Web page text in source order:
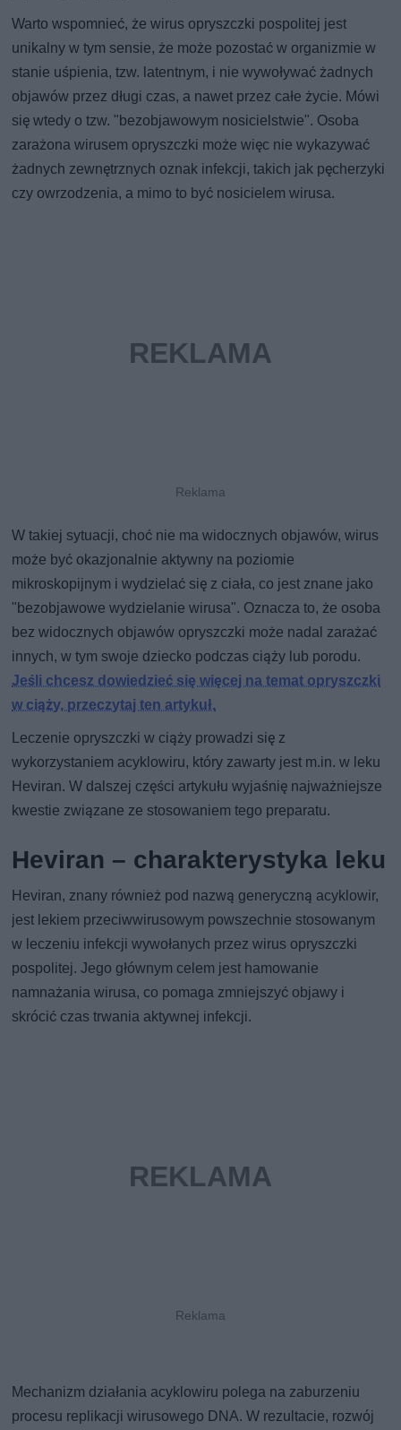
Warto wspomnieć, że wirus opryszczki pospolitej jest
unikalny w tym sensie, że może pozostać w organizmie w
stanie uśpienia, tzw. latentnym, i nie wywoływać żadnych
objawów przez długi czas, a nawet przez całe życie. Mówi
się wtedy o tzw. "bezobjawowym nosicielstwie". Osoba
zarażona wirusem opryszczki może więc nie wykazywać
żadnych zewnętrznych oznak infekcji, takich jak pęcherzyki
czy owrzodzenia, a mimo to być nosicielem wirusa.
W takiej sytuacji, choć nie ma widocznych objawów, wirus
może być okazjonalnie aktywny na poziomie
mikroskopijnym i wydzielać się z ciała, co jest znane jako
"bezobjawowe wydzielanie wirusa". Oznacza to, że osoba
bez widocznych objawów opryszczki może nadal zarażać
innych, w tym swoje dziecko podczas ciąży lub porodu.
Jeśli chcesz dowiedzieć się więcej na temat opryszczki
w ciąży, przeczytaj ten artykuł.
Leczenie opryszczki w ciąży prowadzi się z
wykorzystaniem acyklowiru, który zawarty jest m.in. w leku
Heviran. W dalszej części artykułu wyjaśnię najważniejsze
kwestie związane ze stosowaniem tego preparatu.
Heviran – charakterystyka leku
Heviran, znany również pod nazwą generyczną acyklowir,
jest lekiem przeciwwirusowym powszechnie stosowanym
w leczeniu infekcji wywołanych przez wirus opryszczki
pospolitej. Jego głównym celem jest hamowanie
namnażania wirusa, co pomaga zmniejszyć objawy i
skrócić czas trwania aktywnej infekcji.
Mechanizm działania acyklowiru polega na zaburzeniu
procesu replikacji wirusowego DNA. W rezultacie, rozwój